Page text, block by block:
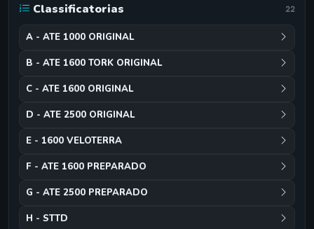
Classificatorias 22
A - ATE 1000 ORIGINAL
B - ATE 1600 TORK ORIGINAL
C - ATE 1600 ORIGINAL
D - ATE 2500 ORIGINAL
E - 1600 VELOTERRA
F - ATE 1600 PREPARADO
G - ATE 2500 PREPARADO
H - STTD